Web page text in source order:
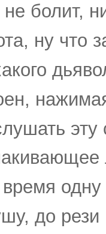
болит,
ну что
эту
до рези